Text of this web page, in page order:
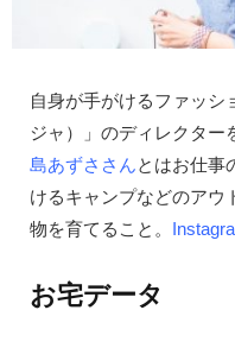
自身が手がけるファッシ
ジャ）」のディレクター
島あずささんとはお仕事
けるキャンプなどのアウ
物を育てること。
お宅データ